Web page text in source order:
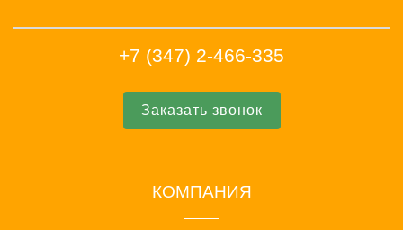
+7 (347) 2-466-335
Заказать звонок
КОМПАНИЯ